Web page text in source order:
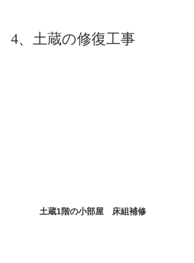
4、土蔵の修復工事
土蔵1階の小部屋　床組補修